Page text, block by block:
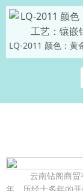
云南钻阁商贸有
年，历经十多年的